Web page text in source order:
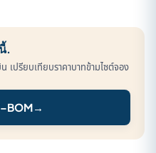
.
เปรียบเทียบราคาบาทข้ามไซต์จอง
→